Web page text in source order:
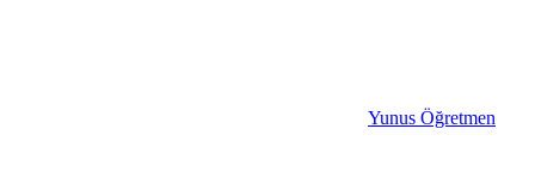
Yunus Öğretmen